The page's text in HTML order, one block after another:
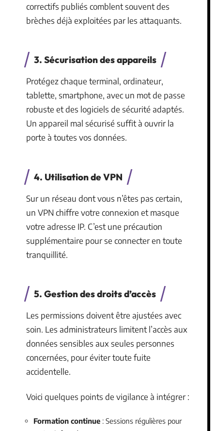
correctifs publiés comblent souvent des
brèches déjà exploitées par les attaquants.
3. Sécurisation des appareils
Protégez chaque terminal, ordinateur,
tablette, smartphone, avec un mot de passe
robuste et des logiciels de sécurité adaptés.
Un appareil mal sécurisé suffit à ouvrir la
porte à toutes vos données.
4. Utilisation de VPN
Sur un réseau dont vous n’êtes pas certain,
un VPN chiffre votre connexion et masque
votre adresse IP. C’est une précaution
supplémentaire pour se connecter en toute
tranquillité.
5. Gestion des droits d’accès
Les permissions doivent être ajustées avec
soin. Les administrateurs limitent l’accès aux
données sensibles aux seules personnes
concernées, pour éviter toute fuite
accidentelle.
Voici quelques points de vigilance à intégrer :
Formation continue : Sessions régulières pour